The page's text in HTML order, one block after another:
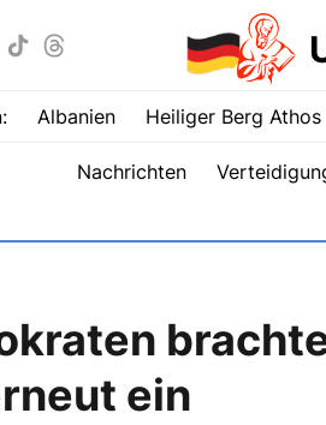
Albanien Heiliger Berg Athos
Nachrichten
ein